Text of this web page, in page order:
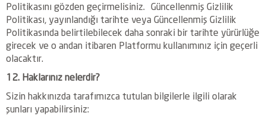
Politikasını gözden geçirmelisiniz. Güncellenmiş Gizlilik
Politikası, yayınlandığı tarihte veya Güncellenmiş Gizlilik
Politikasında belirtilebilecek daha sonraki bir tarihte yürürlüğe
girecek ve o andan itibaren Platformu kullanımınız için geçerli
olacaktır.
12. Haklarınız nelerdir?
Sizin hakkınızda tarafımızca tutulan bilgilerle ilgili olarak
şunları yapabilirsiniz: